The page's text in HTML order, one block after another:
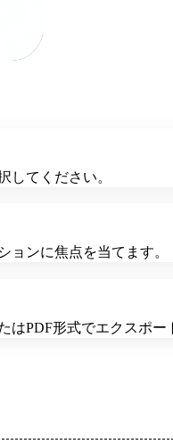
してください。
ンに焦点を当てます。
PDF形式でエクスポー